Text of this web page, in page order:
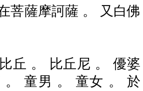
菩薩摩訶薩 。 又白佛
丘 。 比丘尼 。 優婆
。 童男 。 童女 。 於